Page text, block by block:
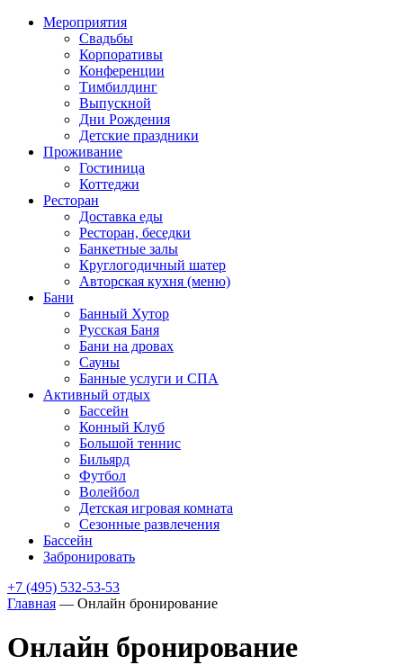
Мероприятия
Свадьбы
Корпоративы
Конференции
Тимбилдинг
Выпускной
Дни Рождения
Детские праздники
Проживание
Гостиница
Коттеджи
Ресторан
Доставка еды
Ресторан, беседки
Банкетные залы
Круглогодичный шатер
Авторская кухня (меню)
Бани
Банный Хутор
Русская Баня
Бани на дровах
Сауны
Банные услуги и СПА
Активный отдых
Бассейн
Конный Клуб
Большой теннис
Бильярд
Футбол
Волейбол
Детская игровая комната
Сезонные развлечения
Бассейн
Забронировать
+7 (495) 532-53-53
Главная — Онлайн бронирование
Онлайн бронирование